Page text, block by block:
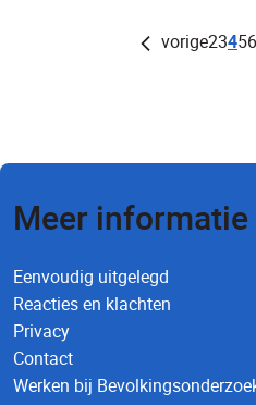
eerste
vorige23456
Meer informatie
Eenvoudig uitgelegd
Reacties en klachten
Privacy
Contact
Werken bij